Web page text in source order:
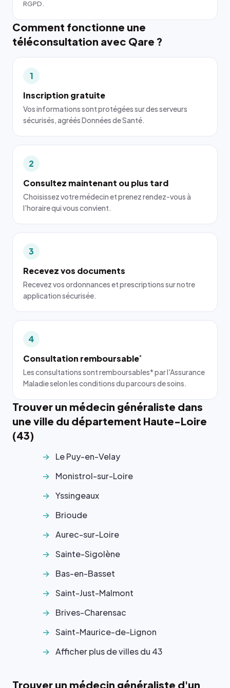
RGPD.
Comment fonctionne une
téléconsultation avec Qare ?
1
Inscription gratuite
Vos informations sont protégées sur des serveurs
sécurisés, agréés Données de Santé.
2
Consultez maintenant ou plus tard
Choisissez votre médecin et prenez rendez-vous à
l'horaire qui vous convient.
3
Recevez vos documents
Recevez vos ordonnances et prescriptions sur notre
application sécurisée.
4
Consultation remboursable*
Les consultations sont remboursables* par l'Assurance
Maladie selon les conditions du parcours de soins.
Trouver un médecin généraliste dans
une ville du département Haute-Loire
(43)
Le Puy-en-Velay
Monistrol-sur-Loire
Yssingeaux
Brioude
Aurec-sur-Loire
Sainte-Sigolène
Bas-en-Basset
Saint-Just-Malmont
Brives-Charensac
Saint-Maurice-de-Lignon
Afficher plus de villes du 43
Trouver un médecin généraliste d'un